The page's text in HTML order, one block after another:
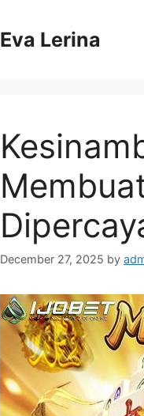
Eva Lerina
December 27, 2025 by